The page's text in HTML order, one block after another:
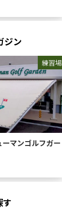
ジン
練習場
ーマンゴルフガー
す